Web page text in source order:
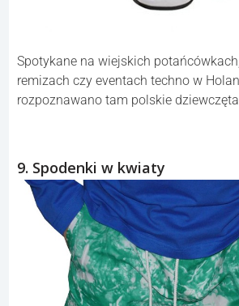
Spotykane na wiejskich
remizach czy eventach techno w
rozpoznawano tam polskie
9. Spodenki w kwiaty